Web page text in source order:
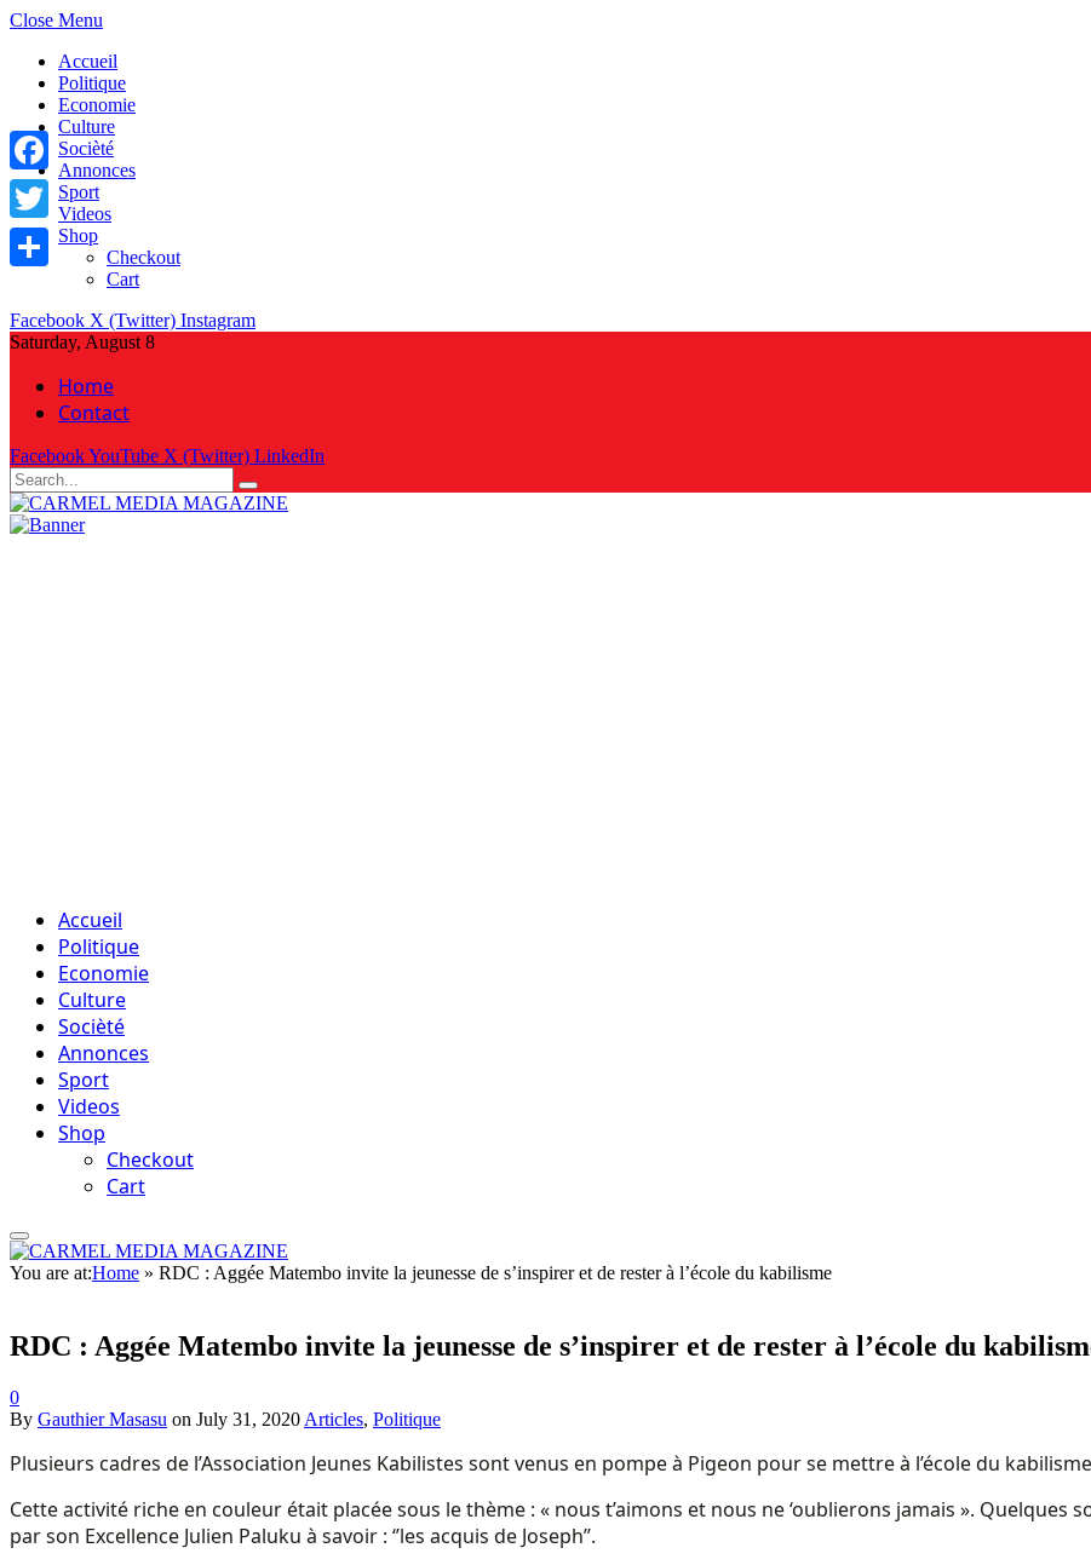
Close Menu
Accueil
Politique
Economie
Culture
Socièté
Annonces
Sport
Videos
Shop
Checkout
Cart
Facebook X (Twitter) Instagram
Saturday, August 8
Home
Contact
FacebookYouTube X (Twitter) LinkedIn
Accueil
Politique
Economie
Culture
Socièté
Annonces
Sport
Videos
Shop
Checkout
Cart
You are at:Home » RDC : Aggée Matembo invite la jeunesse de s’inspirer et de rester à l’école du kabilisme
RDC : Aggée Matembo invite la jeunesse de s’inspirer et de rester à l’école du
0
By Gauthier Masasu on July 31, 2020 Articles, Politique
Plusieurs cadres de l’Association Jeunes Kabilistes sont venus en pompe à Pigeon pour se mettre à l’école du
Cette activité riche en couleur était placée sous le thème : « nous t’aimons et nous ne ‘oublierons jamais ». Quelques
par son Excellence Julien Paluku à savoir : ‘’les acquis de Joseph’’.
Facebook
Twitter